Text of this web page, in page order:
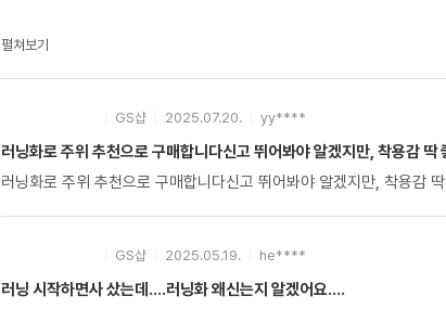
펼쳐보기
GS샵 2025.07.20. yy****
러닝화로 주위 추천으로 구매합니다신고 뛰어봐야 알겠지만, 착용감 딱
러닝화로 주위 추천으로 구매합니다신고 뛰어봐야 알겠지만, 착용감
GS샵 2025.05.19. he****
러닝 시작하면사 샀는데....러닝화 왜신는지 알겠어요....